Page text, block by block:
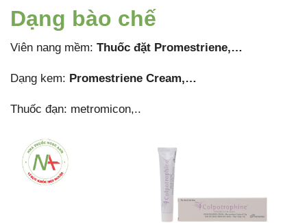
Dạng bào chế
Viên nang mềm: Thuốc đặt Promestriene,…
Dạng kem: Promestriene Cream,…
Thuốc đạn: metromicon,..